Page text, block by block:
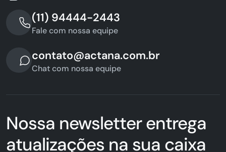
(11) 94444-2443
Fale com nossa equipe
contato@actana.com.br
Chat com nossa equipe
Nossa newsletter entrega
atualizações na sua caixa